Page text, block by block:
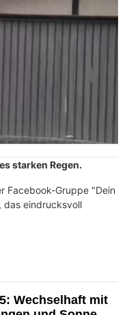
starken Regen.
Facebook-Gruppe "Dein
das eindrucksvoll
Wechselhaft mit